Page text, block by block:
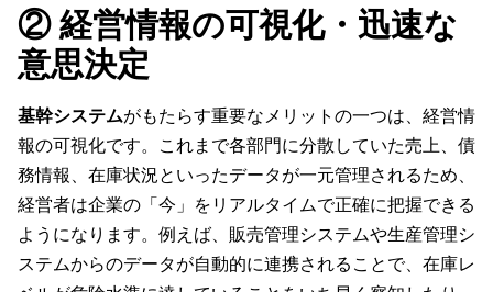
② 経営情報の可視化・迅速な
意思決定
基幹システムがもたらす重要なメリットの一つは、経営情
報の可視化です。これまで各部門に分散していた売上、債
務情報、在庫状況といったデータが一元管理されるため、
経営者は企業の「今」をリアルタイムで正確に把握できる
ようになります。例えば、販売管理システムや生産管理シ
ステムからのデータが自動的に連携されることで、在庫レ